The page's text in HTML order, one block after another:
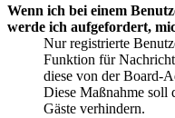
Wenn ich bei einem
werde ich aufgefordert,
Nur registrierte
Funktion für
diese von der Board-
Diese Maßnahme soll
Gäste verhindern.